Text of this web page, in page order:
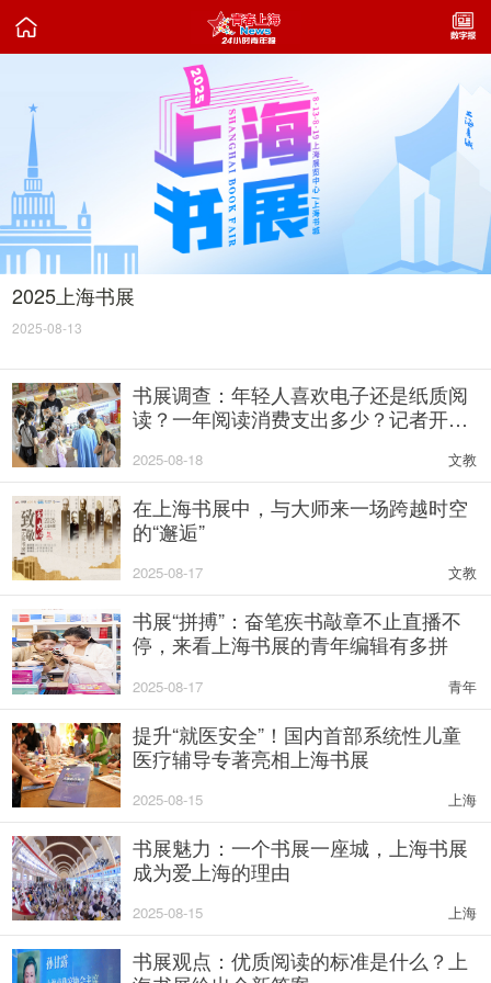

2025上海书展
2025-08-13
书展调查：年轻人喜欢电子还是纸质阅
读？一年阅读消费支出多少？记者开展
2025-08-18 文教
在上海书展中，与大师来一场跨越时空
的“邂逅”
2025-08-17 文教
书展“拼搏”：奋笔疾书敲章不止直播不
停，来看上海书展的青年编辑有多拼
2025-08-17 青年
提升“就医安全”！国内首部系统性儿童
医疗辅导专著亮相上海书展
2025-08-15 上海
书展魅力：一个书展一座城，上海书展
成为爱上海的理由
2025-08-15 上海
书展观点：优质阅读的标准是什么？上